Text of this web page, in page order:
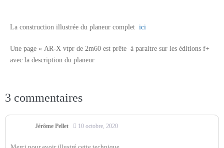
La construction illustrée du planeur complet ici
Une page « AR-X vtpr de 2m60 est prête à paraitre sur les éditions f+
avec la description du planeur
3 commentaires
Jérôme Pellet 10 octobre, 2020